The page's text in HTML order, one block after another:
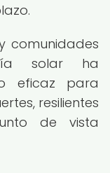
comunidades
solar ha
eficaz para
resilientes
de vista